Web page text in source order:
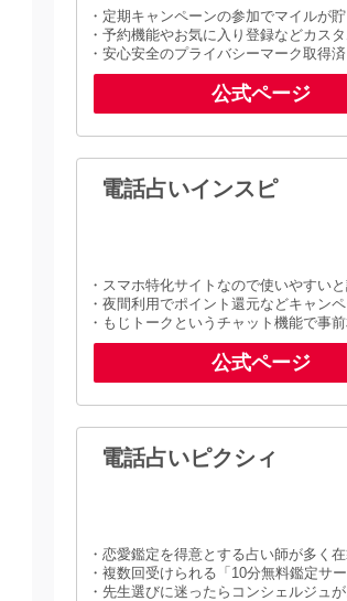
・定期キャンペーンの参加でマイルが
・予約機能やお気に入り登録などカス
・安心安全のプライバシーマーク取得済
公式ページ
電話占いインスピ
・スマホ特化サイトなので使いやすいと
・夜間利用でポイント還元などキャン
・もじトークというチャット機能で事
公式ページ
電話占いピクシィ
・恋愛鑑定を得意とする占い師が多く
・複数回受けられる「10分無料鑑定サ
・先生選びに迷ったらコンシェルジュ